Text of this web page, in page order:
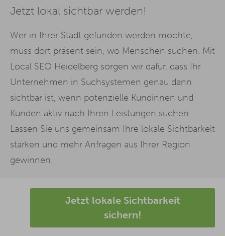
Jetzt lokal sichtbar werden!
Wer in Ihrer Stadt gefunden werden möchte,
muss dort präsent sein, wo Menschen suchen. Mit
Local SEO Heidelberg sorgen wir dafür, dass Ihr
Unternehmen in Suchsystemen genau dann
sichtbar ist, wenn potenzielle Kundinnen und
Kunden aktiv nach Ihren Leistungen suchen.
Lassen Sie uns gemeinsam Ihre lokale Sichtbarkeit
stärken und mehr Anfragen aus Ihrer Region
gewinnen.
Jetzt lokale Sichtbarkeit
sichern!